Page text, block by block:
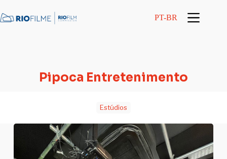
PT-BR
Pipoca Entretenimento
Estúdios